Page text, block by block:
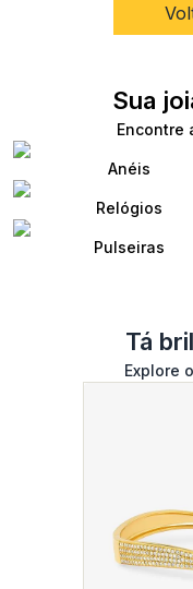
Sua
Encontre
Anéis
Relógios
Pulseiras
Tá
Explore